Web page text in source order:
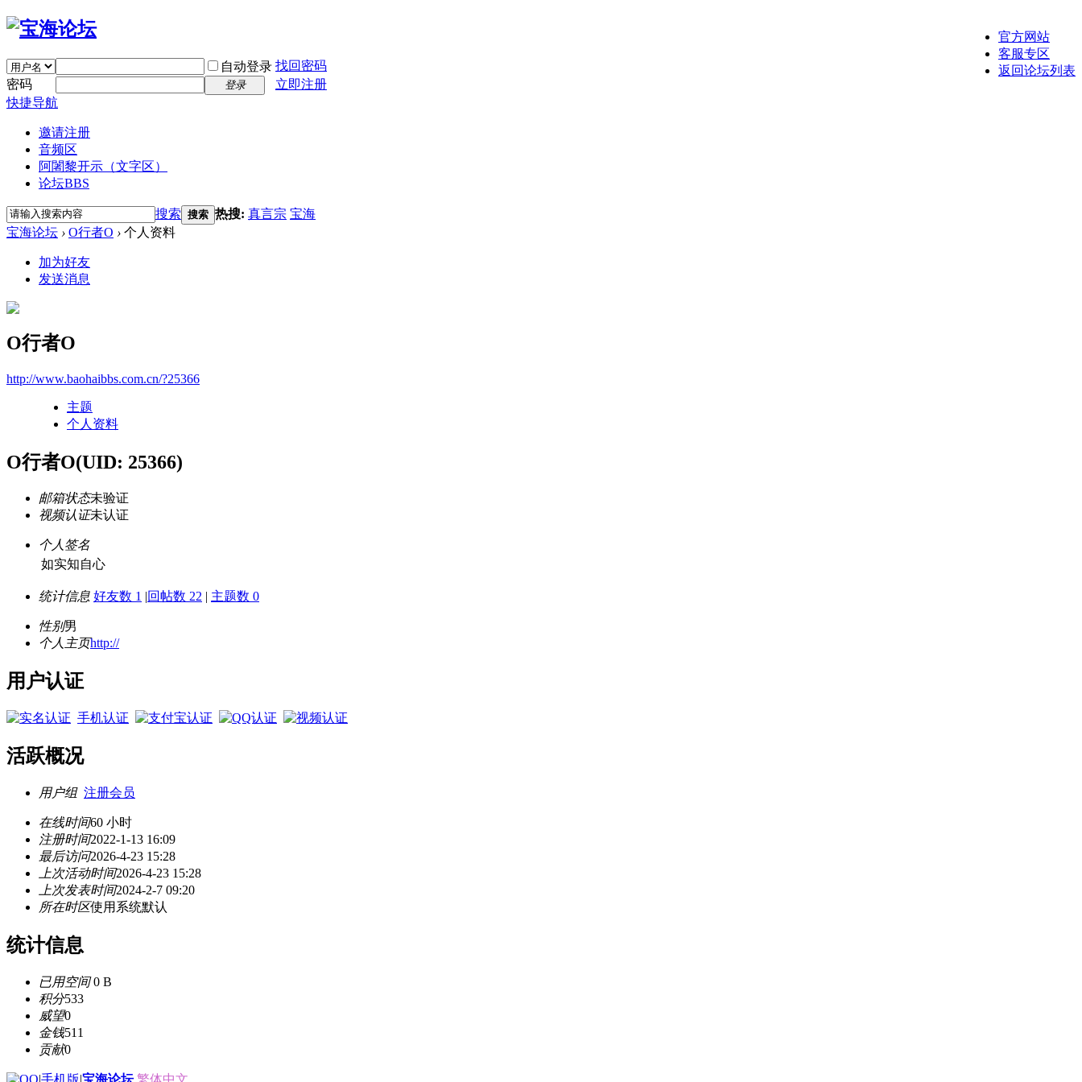
官方网站
客服专区
返回论坛列表
自动登录 找回密码
密码
登录
立即注册
快捷导航
邀请注册
音频区
阿闍黎开示（文字区）
论坛BBS
搜索 搜索 热搜: 真言宗 宝海
宝海论坛 › O行者O › 个人资料
加为好友
发送消息
O行者O
http://www.baohaibbs.com.cn/?25366
主题
个人资料
O行者O(UID: 25366)
邮箱状态未验证
视频认证未认证
个人签名
如实知自心
统计信息 好友数 1 |回帖数 22 | 主题数 0
性别男
个人主页http://
用户认证
手机认证
活跃概况
用户组 注册会员
在线时间60 小时
注册时间2022-1-13 16:09
最后访问2026-4-23 15:28
上次活动时间2026-4-23 15:28
上次发表时间2024-2-7 09:20
所在时区使用系统默认
统计信息
已用空间0 B
积分533
威望0
金钱511
贡献0
|手机版|宝海论坛 繁体中文